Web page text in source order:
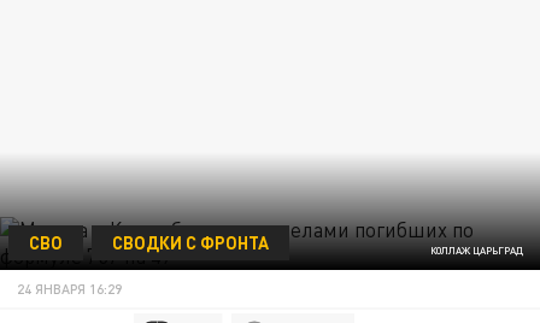
КОЛЛАЖ ЦАРЬГРАД
СВО СВОДКИ С ФРОНТА
24 ЯНВАРЯ 16:29